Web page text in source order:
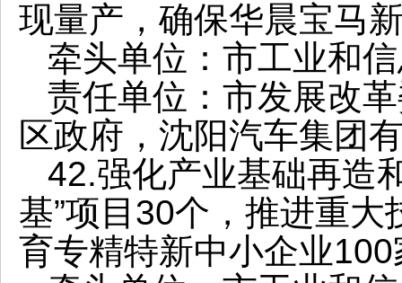
现量产，确保华晨宝马
牵头单位：市工业和
责任单位：市发展改
区政府，沈阳汽车集团
42.强化产业基础再造
基”项目30个，推进重
育专精特新中小企业100